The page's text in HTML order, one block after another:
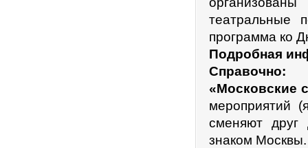
театральные
программа ко
Подробная
Справочно:
«Московские
мероприятий
сменяют
знаком Москвы.